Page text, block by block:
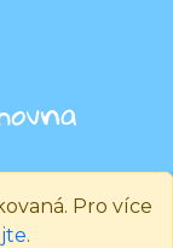
Pro více
.